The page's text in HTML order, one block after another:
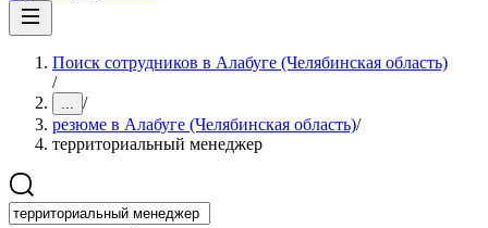
Поиск сотрудников в Алабуге (Челябинская область)
/
... /
резюме в Алабуге (Челябинская область)/
территориальный менеджер